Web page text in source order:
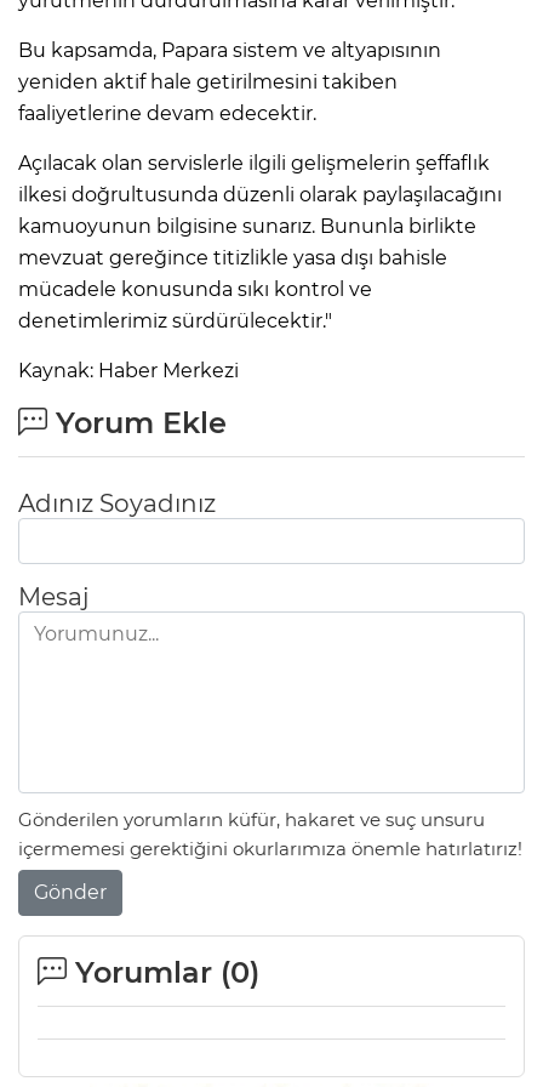
Bu kapsamda, Papara sistem ve altyapısının
yeniden aktif hale getirilmesini takiben
faaliyetlerine devam edecektir.
Açılacak olan servislerle ilgili gelişmelerin şeffaflık
ilkesi doğrultusunda düzenli olarak paylaşılacağını
kamuoyunun bilgisine sunarız. Bununla birlikte
mevzuat gereğince titizlikle yasa dışı bahisle
mücadele konusunda sıkı kontrol ve
denetimlerimiz sürdürülecektir."
Kaynak: Haber Merkezi
Yorum Ekle
Adınız Soyadınız
Mesaj
Gönderilen yorumların küfür, hakaret ve suç unsuru
içermemesi gerektiğini okurlarımıza önemle hatırlatırız!
Gönder
Yorumlar (0)